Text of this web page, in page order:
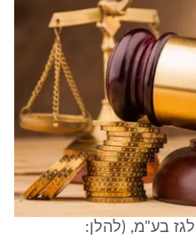
בע"מ, (להלן: